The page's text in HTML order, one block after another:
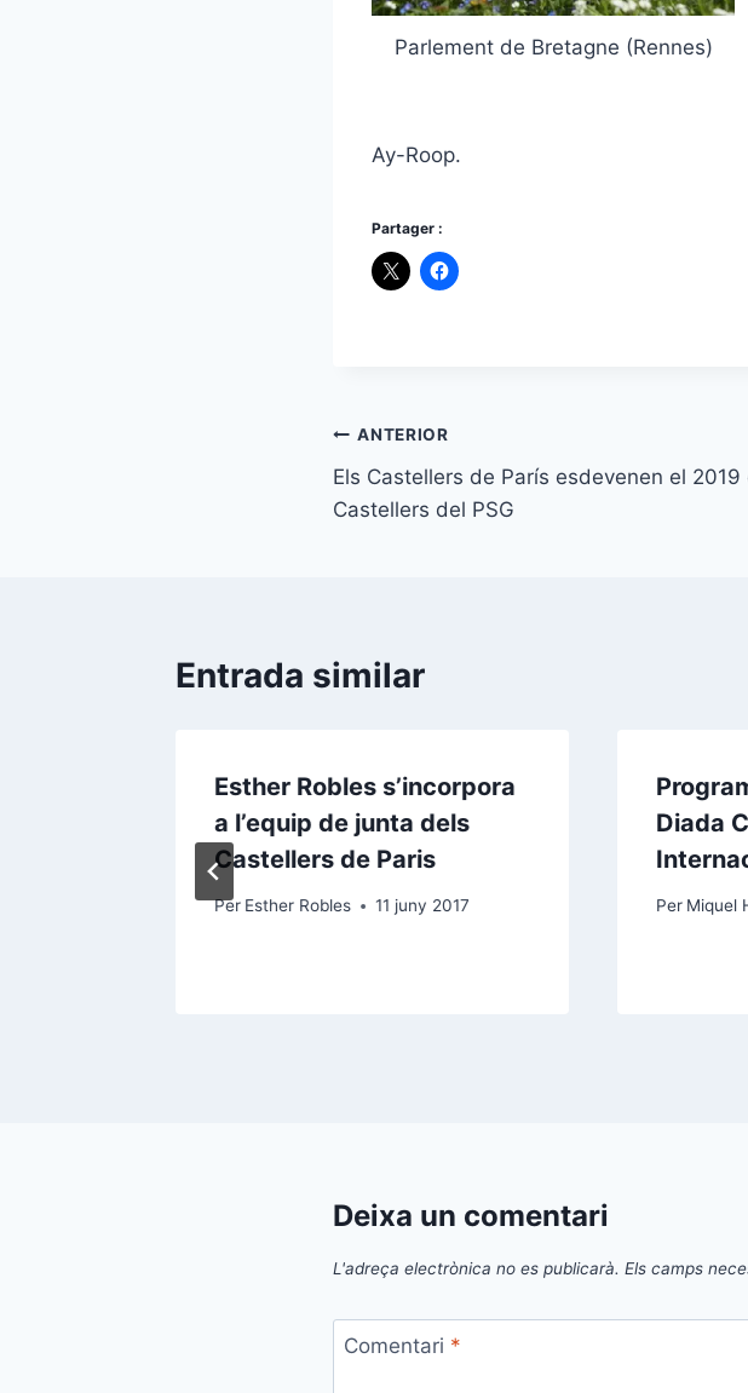
Parlement de Bretagne (Rennes)
Ay-Roop.
Partager :
Navegació
d'entrades
ANTERIOR
Els Castellers de París esdevenen el 2019
Castellers del PSG
Entrada similar
Esther Robles s’incorpora
a l’equip de junta dels
Castellers de Paris
Per Esther Robles 11 juny 2017
Diada
Per Miquel
Deixa un comentari
L'adreça electrònica no es publicarà. Els camps
Comentari *